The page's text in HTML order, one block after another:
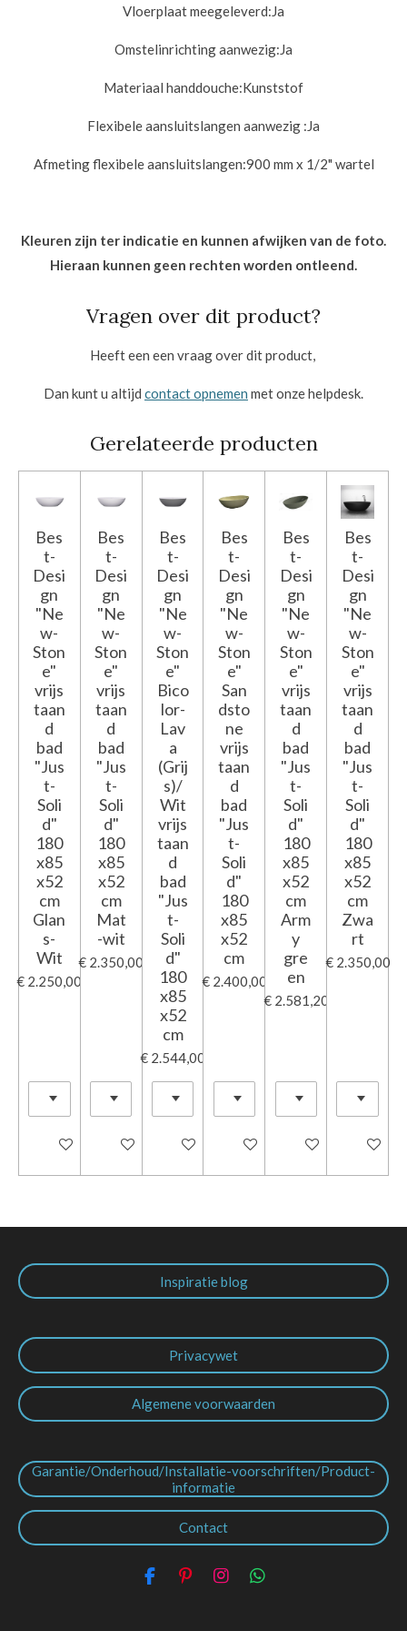
Vloerplaat meegeleverd:Ja
Omstelinrichting aanwezig:Ja
Materiaal handdouche:Kunststof
Flexibele aansluitslangen aanwezig :Ja
Afmeting flexibele aansluitslangen:900 mm x 1/2" wartel
Kleuren zijn ter indicatie en kunnen afwijken van de foto.
Hieraan kunnen geen rechten worden ontleend.
Vragen over dit product?
Heeft een een vraag over dit product,
Dan kunt u altijd contact opnemen met onze helpdesk.
Gerelateerde producten
Bes
t-
Desi
gn
"Ne
w-
Ston
e"
vrijs
taan
d
bad
"Jus
t-
Soli
d"
180
x85
x52
cm
Glan
s-
Wit
€ 2.250,00
In winkelwagen
Bes
t-
Desi
gn
"Ne
w-
Ston
e"
vrijs
taan
d
bad
"Jus
t-
Soli
d"
180
x85
x52
cm
Mat
-wit
€ 2.350,00
In winkelwagen
Bes
t-
Desi
gn
"Ne
w-
Ston
e"
Bico
lor-
Lav
a
(Grij
s)/
Wit
vrijs
taan
d
bad
"Jus
t-
Soli
d"
180
x85
x52
cm
€ 2.544,00
In winkelwagen
Bes
t-
Desi
gn
"Ne
w-
Ston
e"
San
dsto
ne
vrijs
taan
d
bad
"Jus
t-
Soli
d"
180
x85
x52
cm
€ 2.400,00
In winkelwagen
Bes
t-
Desi
gn
"Ne
w-
Ston
e"
vrijs
taan
d
bad
"Jus
t-
Soli
d"
180
x85
x52
cm
Arm
y
gre
en
€ 2.581,20
In winkelwagen
Bes
t-
Desi
gn
"Ne
w-
Ston
e"
vrijs
taan
d
bad
"Jus
t-
Soli
d"
180
x85
x52
cm
Zwa
rt
€ 2.350,00
In
Inspiratie blog
Privacywet
Algemene voorwaarden
Garantie/Onderhoud/Installatie-voorschriften/Product-
informatie
Contact
F
P
I
W